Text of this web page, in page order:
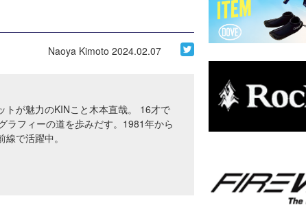
Naoya Kimoto 2024.02.07
が魅力のKINこと木本直哉。 16才で
ラフィーの道を歩みだす。1981年から
で活躍中。